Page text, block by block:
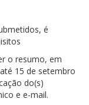
é
o resumo, em
15 de setembro
do(s)
e e-mail.